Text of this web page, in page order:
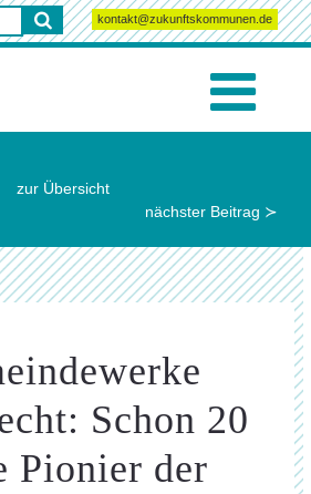
kontakt@zukunftskommunen.de
zur Übersicht
nächster Beitrag ≻
Schon 20
Pionier der